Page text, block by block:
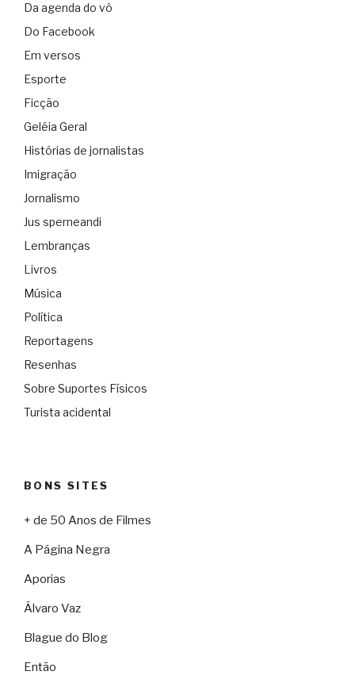
Da agenda do vô
Do Facebook
Em versos
Esporte
Ficção
Geléia Geral
Histórias de jornalistas
Imigração
Jornalismo
Jus sperneandi
Lembranças
Livros
Música
Política
Reportagens
Resenhas
Sobre Suportes Físicos
Turista acidental
BONS SITES
+ de 50 Anos de Filmes
A Página Negra
Aporias
Álvaro Vaz
Blague do Blog
Então